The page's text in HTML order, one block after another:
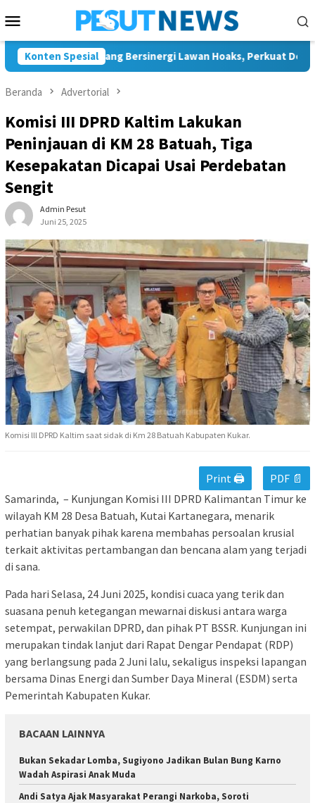
ke
Mobile
Konten Spesial
JMSI Bontang Bersinergi Lawan Hoaks, Perkuat Demokrasi
Beranda Advertorial
Komisi III DPRD Kaltim Lakukan
Peninjauan di KM 28 Batuah, Tiga
Kesepakatan Dicapai Usai Perdebatan
Sengit
Admin Pesut
Juni 25, 2025
Komisi lll DPRD Kaltim saat sidak di Km 28 Batuah Kabupaten Kukar.
Print 🖨
PDF 📄
Samarinda, – Kunjungan Komisi III DPRD Kalimantan Timur ke
wilayah KM 28 Desa Batuah, Kutai Kartanegara, menarik
perhatian banyak pihak karena membahas persoalan krusial
terkait aktivitas pertambangan dan bencana alam yang terjadi
di sana.
Pada hari Selasa, 24 Juni 2025, kondisi cuaca yang terik dan
suasana penuh ketegangan mewarnai diskusi antara warga
setempat, perwakilan DPRD, dan pihak PT BSSR. Kunjungan ini
merupakan tindak lanjut dari Rapat Dengar Pendapat (RDP)
yang berlangsung pada 2 Juni lalu, sekaligus inspeksi lapangan
bersama Dinas Energi dan Sumber Daya Mineral (ESDM) serta
Pemerintah Kabupaten Kukar.
BACAAN LAINNYA
Bukan Sekadar Lomba, Sugiyono Jadikan Bulan Bung Karno
Wadah Aspirasi Anak Muda
Andi Satya Ajak Masyarakat Perangi Narkoba, Soroti